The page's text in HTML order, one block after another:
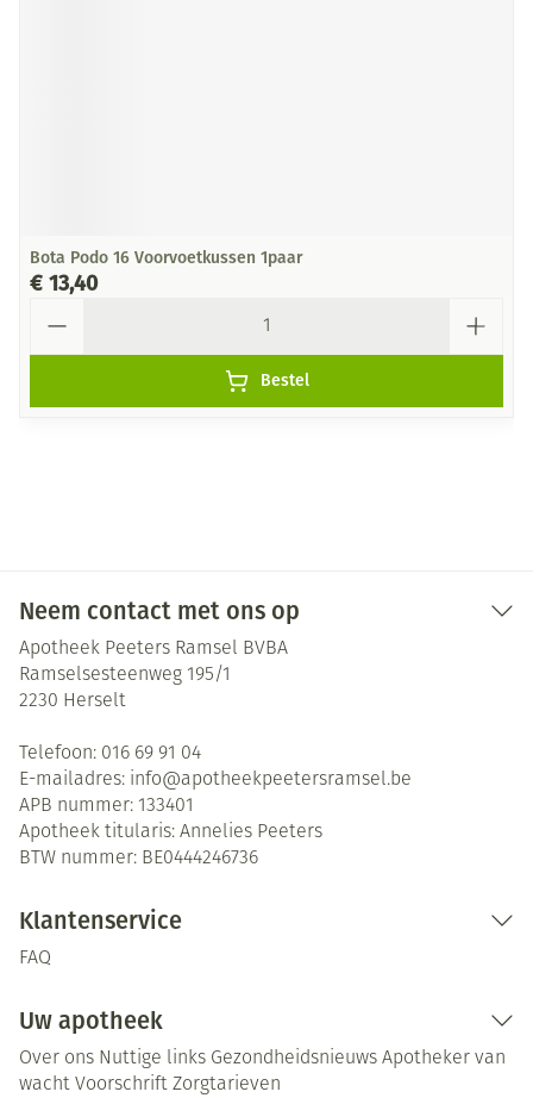
Bota Podo 16 Voorvoetkussen 1paar
€ 13,40
Bestel
Neem contact met ons op
Apotheek Peeters Ramsel BVBA
Ramselsesteenweg 195/1
2230 Herselt
Telefoon: 016 69 91 04
E-mailadres: info@apotheekpeetersramsel.be
APB nummer: 133401
Apotheek titularis: Annelies Peeters
BTW nummer: BE0444246736
Klantenservice
FAQ
Uw apotheek
Over ons Nuttige links Gezondheidsnieuws Apotheker van
wacht Voorschrift Zorgtarieven